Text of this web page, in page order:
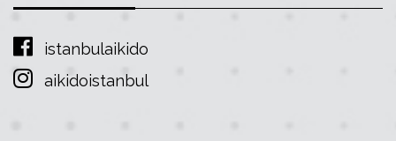
istanbulaikido
aikidoistanbul